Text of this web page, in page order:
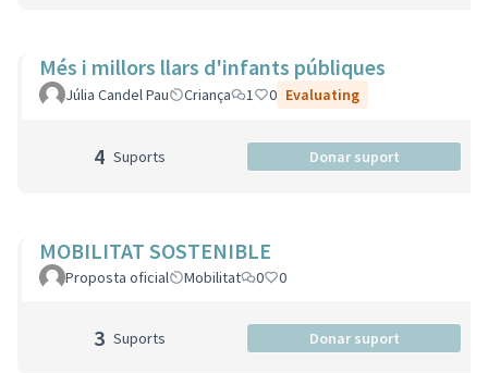
Més i millors llars d'infants públiques
Júlia Candel Pau Criança 1 0 Evaluating
4 Suports Donar suport
MOBILITAT SOSTENIBLE
Proposta oficial Mobilitat 0 0
3 Suports Donar suport